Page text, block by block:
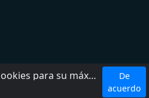
Nuestro sitio web utiliza cookies para su máxima comodidad. Al utilizar el sitio web, usted acepta el uso de cookies.
De
acuerdo